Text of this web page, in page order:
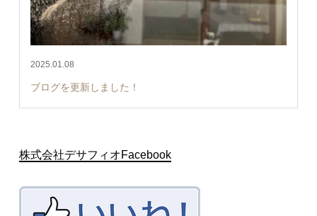
2025.01.08
ブログを更新しました！
株式会社デサフィオFacebook